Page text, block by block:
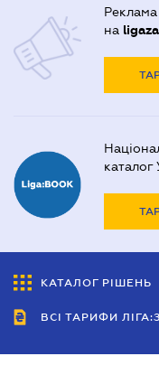
Реклама
на
каталог
КАТАЛОГ РІШЕНЬ
ВСІ ТАРИФИ